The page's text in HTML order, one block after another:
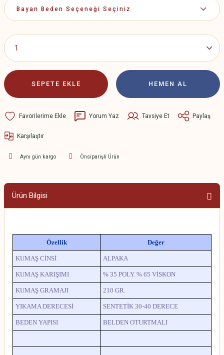
SEPETE EKLE HEMEN AL
Yorum Yaz Tavsiye Et Paylaş
Karşılaştır
Aynı gün kargo Önsiparişli Ürün
Ürün Bilgisi
Özellik Değer
KUMAŞ CİNSİ ALPAKA
KUMAŞ KARIŞIMI % 35 POLY. % 65 VİSKON
KUMAŞ GRAMAJI 210 GR.
YIKAMA DERECESİ SENTETİK 30-40 DERECE
BEDEN YAPISI BELDEN OTURTMALI